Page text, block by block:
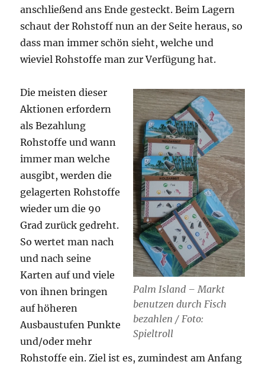
anschließend ans Ende gesteckt. Beim Lagern
schaut der Rohstoff nun an der Seite heraus, so
dass man immer schön sieht, welche und
wieviel Rohstoffe man zur Verfügung hat.
Palm Island – Markt
benutzen durch Fisch
bezahlen / Foto:
Spieltroll
Die meisten dieser
Aktionen erfordern
als Bezahlung
Rohstoffe und wann
immer man welche
ausgibt, werden die
gelagerten Rohstoffe
wieder um die 90
Grad zurück gedreht.
So wertet man nach
und nach seine
Karten auf und viele
von ihnen bringen
auf höheren
Ausbaustufen Punkte
und/oder mehr
Rohstoffe ein. Ziel ist es, zumindest am Anfang